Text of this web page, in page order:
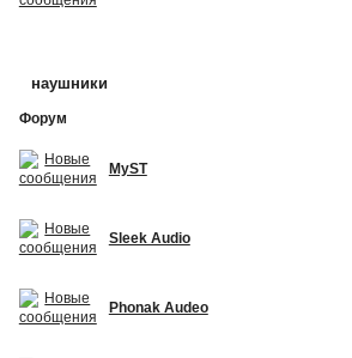
наушники
Форум
MyST
Sleek Audio
Phonak Audeo